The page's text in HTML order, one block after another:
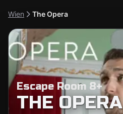
Wien The Opera
Escape Room 8+
THE OPERA